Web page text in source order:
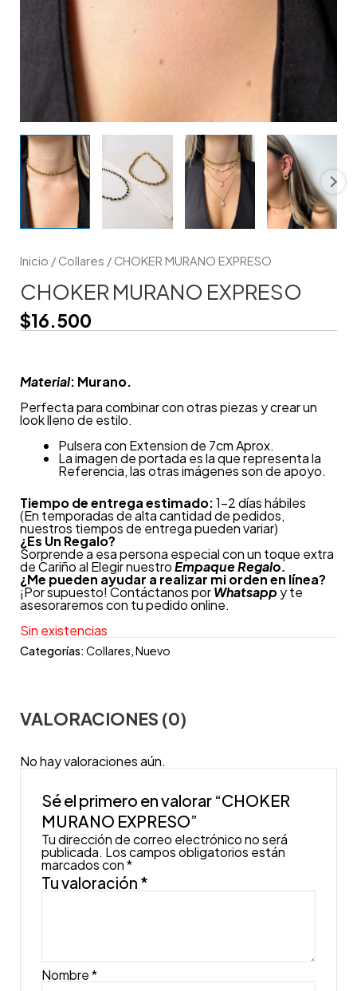
Inicio / Collares / CHOKER MURANO EXPRESO
CHOKER MURANO EXPRESO
$16.500
Material: Murano.
Perfecta para combinar con otras piezas y crear un
look lleno de estilo.
Pulsera con Extension de 7cm Aprox.
La imagen de portada es la que representa la
Referencia, las otras imágenes son de apoyo.
Tiempo de entrega estimado:1-2 días hábiles
(En temporadas de alta cantidad de pedidos,
nuestros tiempos de entrega pueden variar)
¿Es Un Regalo?
Sorprende a esa persona especial con un toque extra
de Cariño al Elegir nuestroEmpaque Regalo.
¿Me pueden ayudar a realizar mi orden en línea?
¡Por supuesto! Contáctanos porWhatsapp y te
asesoraremos con tu pedido online.
Sin existencias
Categorías:Collares,Nuevo
VALORACIONES (0)
No hay valoraciones aún.
Sé el primero en valorar “CHOKER
MURANO EXPRESO”
Tu dirección de correo electrónico no será
publicada. Los campos obligatorios están
marcados con*
Tu valoración *
Nombre*